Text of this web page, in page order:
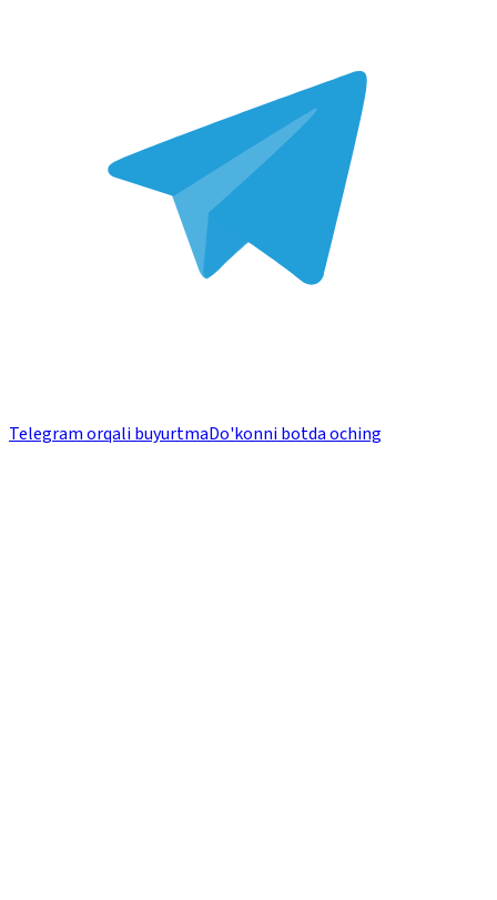
Telegram orqali buyurtmaDo'konni botda oching